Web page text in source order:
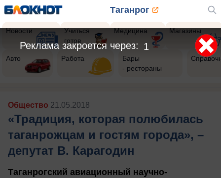
Таганрог
Новости
Учиться
готов
Медицина Магазины
Авто Работа
Бары
- рестораны
Общество 21.05.2018
«Традиция, которая полюбилась
таганрожцам и гостям города», –
депутат В. Карагодин
Таганрогский авиационный научно-